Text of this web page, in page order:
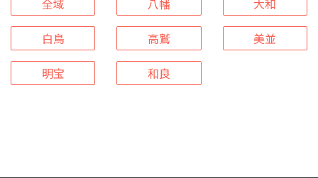
全域 八幡 大和
白鳥 高鷲 美並
明宝 和良